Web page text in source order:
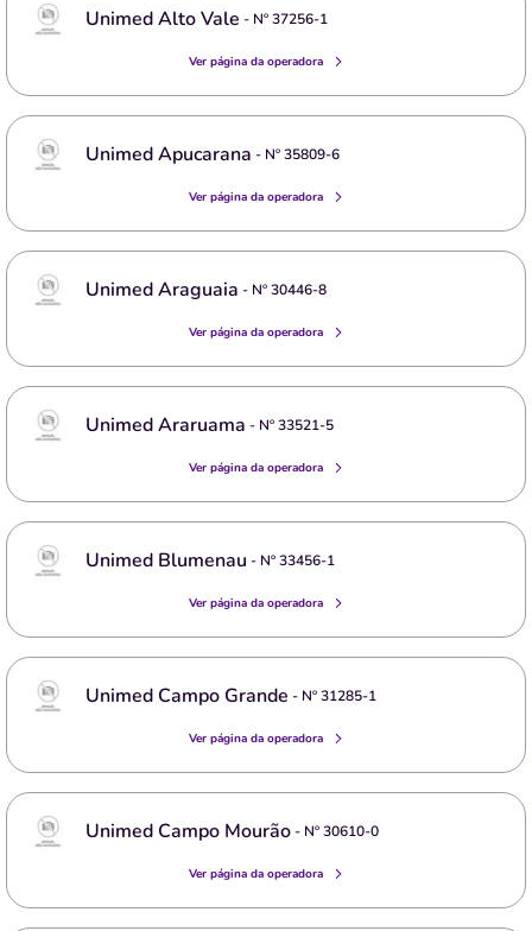
Unimed Alto Vale - Nº37256-1
Ver página da operadora
Unimed Apucarana - Nº35809-6
Ver página da operadora
Unimed Araguaia - Nº30446-8
Ver página da operadora
Unimed Araruama - Nº33521-5
Ver página da operadora
Unimed Blumenau - Nº33456-1
Ver página da operadora
Unimed Campo Grande - Nº31285-1
Ver página da operadora
Unimed Campo Mourão- Nº30610-0
Ver página da operadora